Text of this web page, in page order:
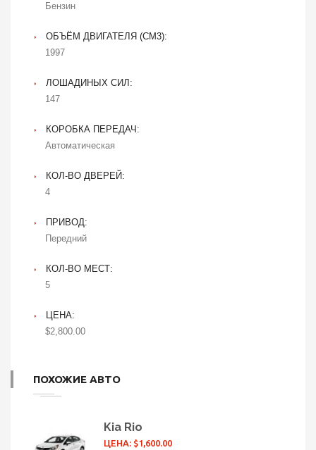
Бензин
ОБЪЁМ ДВИГАТЕЛЯ (CM3):
1997
ЛОШАДИНЫХ СИЛ:
147
КОРОБКА ПЕРЕДАЧ:
Автоматическая
КОЛ-ВО ДВЕРЕЙ:
4
ПРИВОД:
Передний
КОЛ-ВО МЕСТ:
5
ЦЕНА:
$2,800.00
ПОХОЖИЕ АВТО
Kia Rio
ЦЕНА: $1,600.00